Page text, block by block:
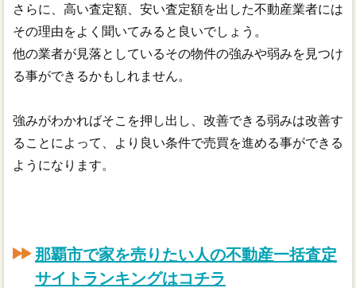
さらに、高い査定額、安い査定額を出した不動産業者には
その理由をよく聞いてみると良いでしょう。
他の業者が見落としているその物件の強みや弱みを見つけ
る事ができるかもしれません。
強みがわかればそこを押し出し、改善できる弱みは改善す
ることによって、より良い条件で売買を進める事ができる
ようになります。
那覇市で家を売りたい人の不動産一括査定
サイトランキングはコチラ